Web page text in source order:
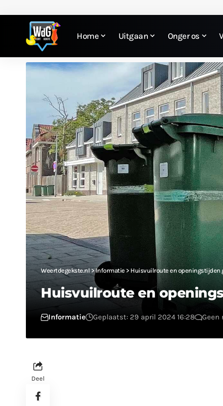
Home Uitgaan Onger os
Weertdegekste.nl>Informatie > Huisvuilroute en openingstijden
Huisvuilroute en
Informatie Geplaatst: 29 april 2024 16:28 Geen
Deel